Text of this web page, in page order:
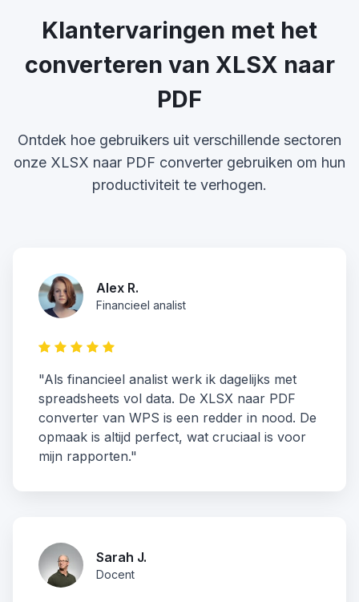
Klantervaringen met het
converteren van XLSX naar
PDF
Ontdek hoe gebruikers uit verschillende sectoren
onze XLSX naar PDF converter gebruiken om hun
productiviteit te verhogen.
Alex R.
Financieel analist
"Als financieel analist werk ik dagelijks met
spreadsheets vol data. De XLSX naar PDF
converter van WPS is een redder in nood. De
opmaak is altijd perfect, wat cruciaal is voor
mijn rapporten."
Sarah J.
Docent